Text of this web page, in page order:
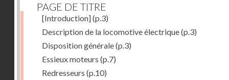
PAGE DE TITRE
[Introduction](p.3)
Description de la locomotive électrique(p.3)
Disposition générale(p.3)
Essieux moteurs (p.7)
Redresseurs (p.10)